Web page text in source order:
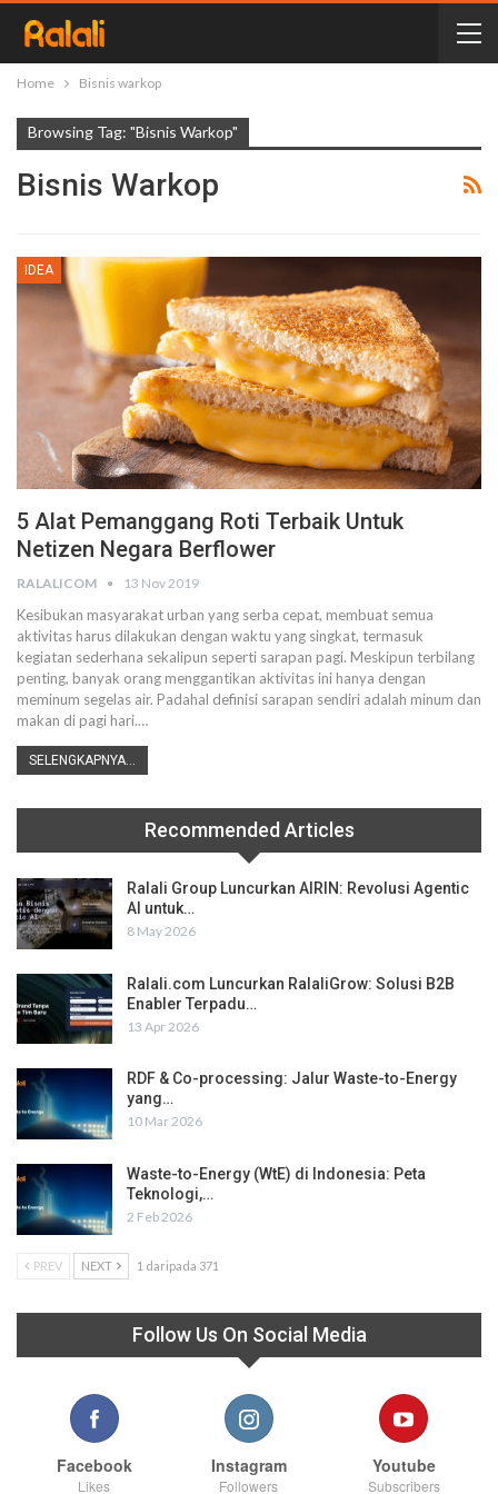
Home Bisnis warkop
Browsing Tag: "Bisnis Warkop"
Bisnis Warkop
IDEA
5 Alat Pemanggang Roti Terbaik Untuk
Netizen Negara Berflower
RALALICOM 13 Nov 2019
Kesibukan masyarakat urban yang serba cepat, membuat semua
aktivitas harus dilakukan dengan waktu yang singkat, termasuk
kegiatan sederhana sekalipun seperti sarapan pagi. Meskipun terbilang
penting, banyak orang menggantikan aktivitas ini hanya dengan
meminum segelas air. Padahal definisi sarapan sendiri adalah minum dan
makan di pagi hari.…
SELENGKAPNYA...
Recommended Articles
Ralali Group Luncurkan AIRIN: Revolusi Agentic
AI untuk…
8 May 2026
Ralali.com Luncurkan RalaliGrow: Solusi B2B
Enabler Terpadu…
13 Apr 2026
RDF & Co-processing: Jalur Waste-to-Energy
yang…
10 Mar 2026
Waste-to-Energy (WtE) di Indonesia: Peta
Teknologi,…
2 Feb 2026
PREV NEXT 1 daripada 371
Follow Us On Social Media
Facebook
Likes
Instagram
Followers
Youtube
Subscribers